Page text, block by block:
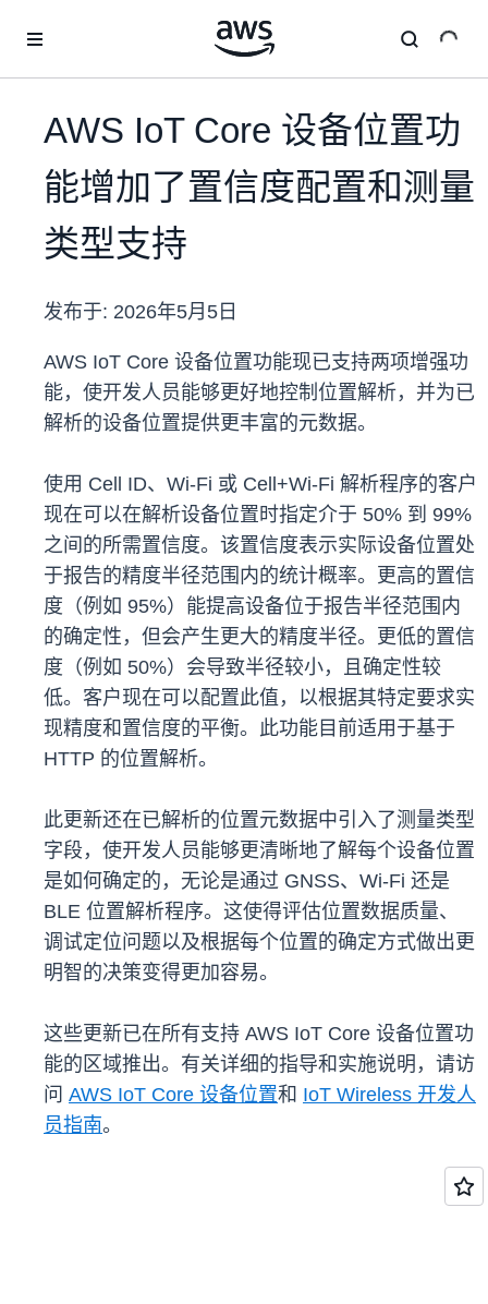
AWS IoT Core 设备位置功
能增加了置信度配置和测量
类型支持
发布于: 2026年5月5日
AWS IoT Core 设备位置功能现已支持两项增强功
能，使开发人员能够更好地控制位置解析，并为已
解析的设备位置提供更丰富的元数据。
使用 Cell ID、Wi-Fi 或 Cell+Wi-Fi 解析程序的客户
现在可以在解析设备位置时指定介于 50% 到 99%
之间的所需置信度。该置信度表示实际设备位置处
于报告的精度半径范围内的统计概率。更高的置信
度（例如 95%）能提高设备位于报告半径范围内
的确定性，但会产生更大的精度半径。更低的置信
度（例如 50%）会导致半径较小，且确定性较
低。客户现在可以配置此值，以根据其特定要求实
现精度和置信度的平衡。此功能目前适用于基于
HTTP 的位置解析。
此更新还在已解析的位置元数据中引入了测量类型
字段，使开发人员能够更清晰地了解每个设备位置
是如何确定的，无论是通过 GNSS、Wi-Fi 还是
BLE 位置解析程序。这使得评估位置数据质量、
调试定位问题以及根据每个位置的确定方式做出更
明智的决策变得更加容易。
这些更新已在所有支持 AWS IoT Core 设备位置功
能的区域推出。有关详细的指导和实施说明，请访
问 AWS IoT Core 设备位置和 IoT Wireless 开发人
员指南。